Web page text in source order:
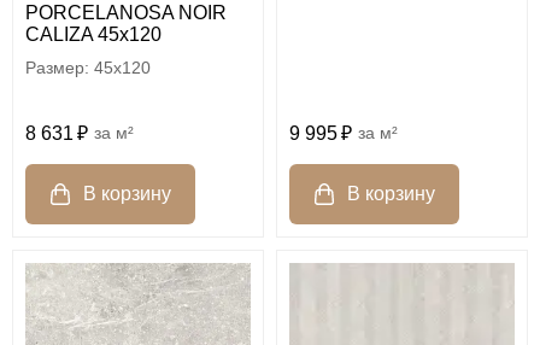
PORCELANOSA NOIR
CALIZA 45х120
45x120
8 631 м² 9 995 м²